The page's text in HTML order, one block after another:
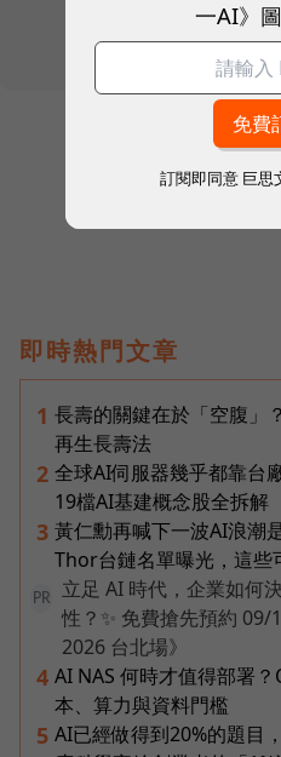
往下滑看下
即時熱門文章
1 長壽的關鍵在於「空腹」
再生長壽法
2 全球AI伺服器幾乎都靠台
19檔AI基建概念股全拆解
3 黃仁勳再喊下一波AI浪潮
Thor台鏈名單曝光，這些
PR
立足 AI 時代，企業如何
性？✨ 免費搶先預約
2026 台北場》
4 AI NAS 何時才值得部署
本、算力與資料門檻
5 AI已經做得到20%的題目
一AI》
訂閱即同意 巨思